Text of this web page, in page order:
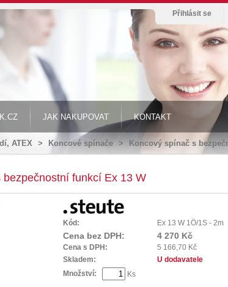
Přihlásit se
JAK NAKUPOVAT KONTAKT
ATEX > Koncové spínače > Koncový spínač s
bezpečnostní funkcí Ex 13 W
Kód: Ex 13 W 1Ö/1S - 2m
Cena bez DPH: 4 270 Kč
Cena s DPH:
5 166,70 Kč
Skladem:
U dodavatele
Množství:
Ks